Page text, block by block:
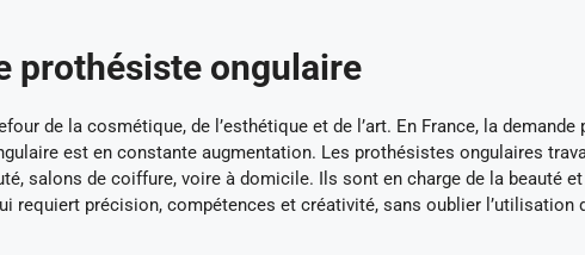
prothésiste ongulaire
de la cosmétique, de l’esthétique et de l’art. En France, la demande
est en constante augmentation. Les prothésistes ongulaires
salons de coiffure, voire à domicile. Ils sont en charge de la beauté
requiert précision, compétences et créativité, sans oublier l’utilisation